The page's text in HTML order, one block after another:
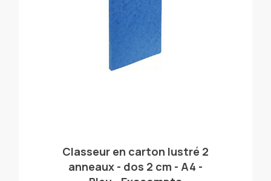
Classeur en carton lustré 2
anneaux - dos 2 cm - A4 -